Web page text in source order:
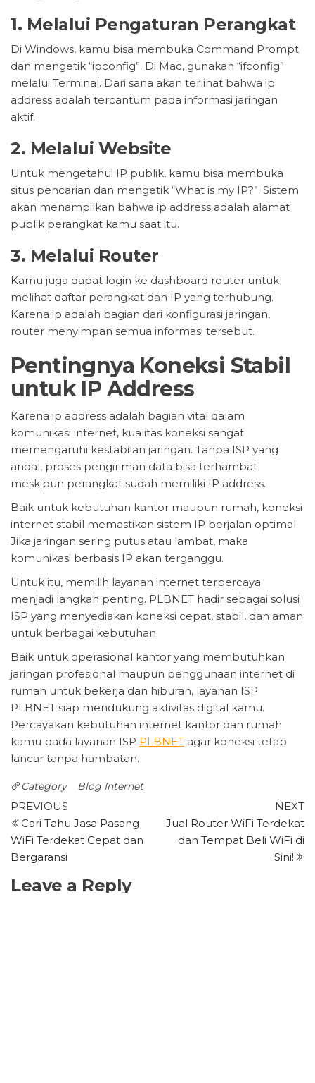
1. Melalui Pengaturan Perangkat
Di Windows, kamu bisa membuka Command Prompt
dan mengetik “ipconfig”. Di Mac, gunakan “ifconfig”
melalui Terminal. Dari sana akan terlihat bahwa ip
address adalah tercantum pada informasi jaringan
aktif.
2. Melalui Website
Untuk mengetahui IP publik, kamu bisa membuka
situs pencarian dan mengetik “What is my IP?”. Sistem
akan menampilkan bahwa ip address adalah alamat
publik perangkat kamu saat itu.
3. Melalui Router
Kamu juga dapat login ke dashboard router untuk
melihat daftar perangkat dan IP yang terhubung.
Karena ip adalah bagian dari konfigurasi jaringan,
router menyimpan semua informasi tersebut.
Pentingnya Koneksi Stabil
untuk IP Address
Karena ip address adalah bagian vital dalam
komunikasi internet, kualitas koneksi sangat
memengaruhi kestabilan jaringan. Tanpa ISP yang
andal, proses pengiriman data bisa terhambat
meskipun perangkat sudah memiliki IP address.
Baik untuk kebutuhan kantor maupun rumah, koneksi
internet stabil memastikan sistem IP berjalan optimal.
Jika jaringan sering putus atau lambat, maka
komunikasi berbasis IP akan terganggu.
Untuk itu, memilih layanan internet terpercaya
menjadi langkah penting. PLBNET hadir sebagai solusi
ISP yang menyediakan koneksi cepat, stabil, dan aman
untuk berbagai kebutuhan.
Baik untuk operasional kantor yang membutuhkan
jaringan profesional maupun penggunaan internet di
rumah untuk bekerja dan hiburan, layanan ISP
PLBNET siap mendukung aktivitas digital kamu.
Percayakan kebutuhan internet kantor dan rumah
kamu pada layanan ISP PLBNET agar koneksi tetap
lancar tanpa hambatan.
Category Blog Internet
Post
navigation
Previous
Post
PREVIOUS
Cari Tahu Jasa Pasang
WiFi Terdekat Cepat dan
Bergaransi
NEXT
Jual Router WiFi Terdekat
dan Tempat Beli WiFi di
Sini!
Leave a Reply